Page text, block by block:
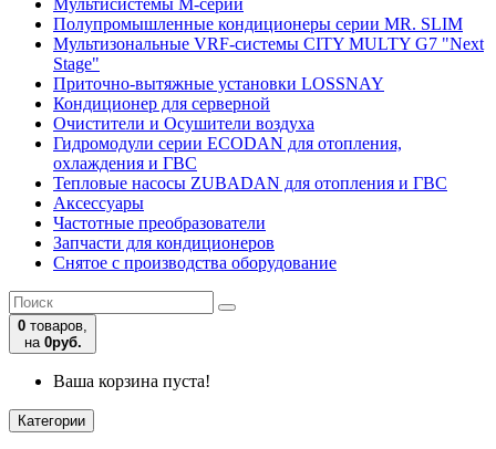
Мультисистемы M-серии
Полупромышленные кондиционеры серии MR. SLIM
Мультизональные VRF-системы CITY MULTY G7 "Next
Stage"
Приточно-вытяжные установки LOSSNAY
Кондиционер для серверной
Очистители и Осушители воздуха
Гидромодули серии ECODAN для отопления,
охлаждения и ГВС
Тепловые насосы ZUBADAN для отопления и ГВС
Аксесcуары
Частотные преобразователи
Запчасти для кондиционеров
Снятое с производства оборудование
0 товаров,
на 0руб.
Ваша корзина пуста!
Категории